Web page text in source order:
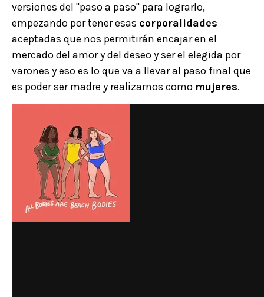
versiones del "paso a paso" para lograrlo,
empezando por tener esas corporalidades
aceptadas que nos permitirán encajar en el
mercado del amor y del deseo y ser el elegida por
varones y eso es lo que va a llevar al paso final que
es poder ser madre y realizarnos como mujeres.